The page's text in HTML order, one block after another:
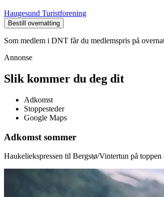
Haugesund Turistforening
Bestill overnatting
Som medlem i DNT får du medlemspris på
Annonse
Slik kommer du deg dit
Adkomst
Stoppesteder
Google Maps
Adkomst sommer
Haukeliekspressen til Bergstø/Vintertun på